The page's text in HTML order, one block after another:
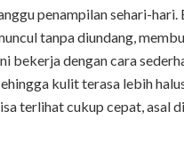
penampilan sehari-
tanpa diundang,
bekerja dengan cara
kulit terasa lebih
terlihat cukup cepat, asal